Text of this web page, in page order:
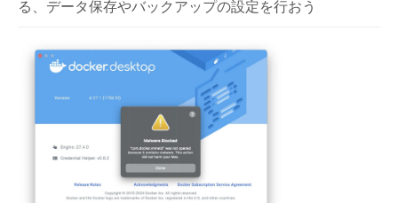
る、データ保存やバックアップの設定を行おう